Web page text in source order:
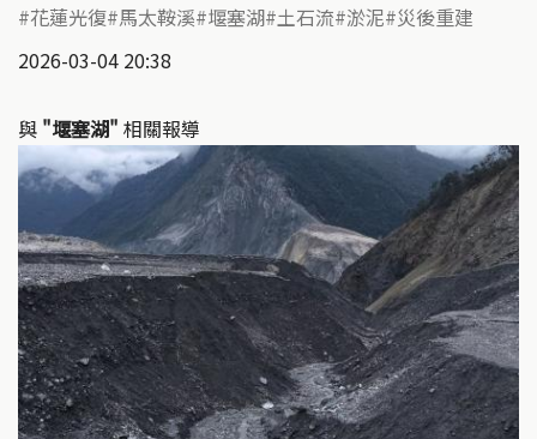
花蓮光復 馬太鞍溪 堰塞湖 土石流 淤泥 災後重建
2026-03-04 20:38
與 "堰塞湖" 相關報導